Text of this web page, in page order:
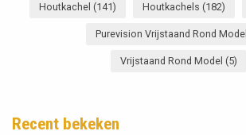
Houtkachel (141) Houtkachels (182)
Purevision Vrijstaand Rond Model
Vrijstaand Rond Model (5)
Recent bekeken